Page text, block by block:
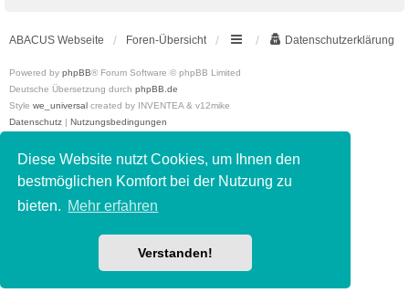
Diese Website nutzt Cookies, um Ihnen den
bestmöglichen Komfort bei der Nutzung zu
bieten. Mehr erfahren
Verstanden!
ABACUS Webseite Foren-Übersicht Datenschutzerklärung
Powered by phpBB® Forum Software © phpBB Limited
Deutsche Übersetzung durch phpBB.de
Style we_universal created by INVENTEA & v12mike
Datenschutz | Nutzungsbedingungen